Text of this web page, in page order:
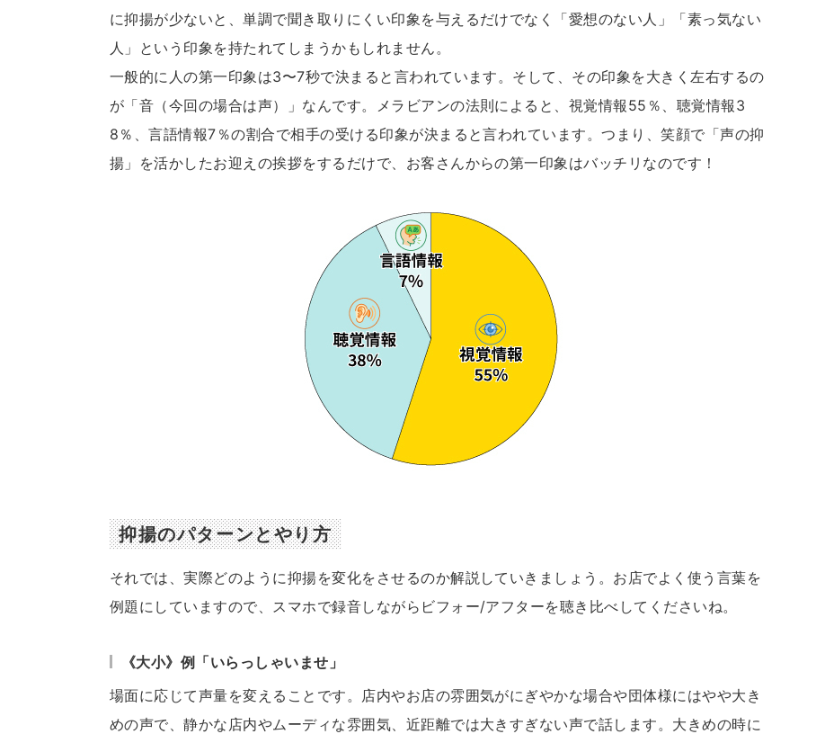
に抑揚が少ないと、単調で聞き取りにくい印象を与えるだけでなく「愛想のない人」「素っ気ない
人」という印象を持たれてしまうかもしれません。
一般的に人の第一印象は3〜7秒で決まると言われています。そして、その印象を大きく左右するの
が「音（今回の場合は声）」なんです。メラビアンの法則によると、視覚情報55％、聴覚情報3
8％、言語情報7％の割合で相手の受ける印象が決まると言われています。つまり、笑顔で「声の抑
揚」を活かしたお迎えの挨拶をするだけで、お客さんからの第一印象はバッチリなのです！
抑揚のパターンとやり方
それでは、実際どのように抑揚を変化をさせるのか解説していきましょう。お店でよく使う言葉を
例題にしていますので、スマホで録音しながらビフォー/アフターを聴き比べしてくださいね。
《大小》例「いらっしゃいませ」
場面に応じて声量を変えることです。店内やお店の雰囲気がにぎやかな場合や団体様にはやや大き
めの声で、静かな店内やムーディな雰囲気、近距離では大きすぎない声で話します。大きめの時に